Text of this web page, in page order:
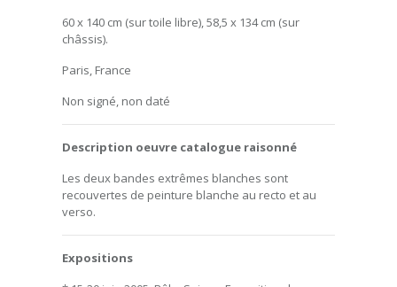
60 x 140 cm (sur toile libre), 58,5 x 134 cm (sur
châssis).
Paris, France
Non signé, non daté
Description oeuvre catalogue raisonné
Les deux bandes extrêmes blanches sont
recouvertes de peinture blanche au recto et au
verso.
Expositions